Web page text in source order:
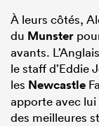
À leurs côtés,
du Munster
avants.
le staff d’Eddie
les Newcastle
apporte avec
des meilleures